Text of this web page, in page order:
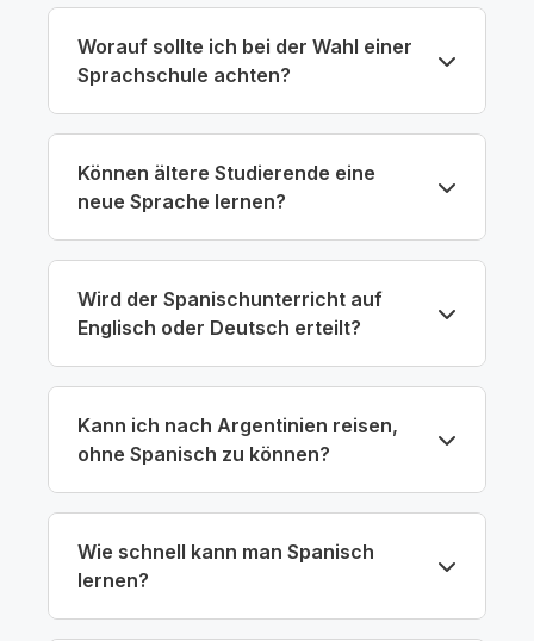
Worauf sollte ich bei der Wahl einer
Sprachschule achten?
Können ältere Studierende eine
neue Sprache lernen?
Wird der Spanischunterricht auf
Englisch oder Deutsch erteilt?
Kann ich nach Argentinien reisen,
ohne Spanisch zu können?
Wie schnell kann man Spanisch
lernen?